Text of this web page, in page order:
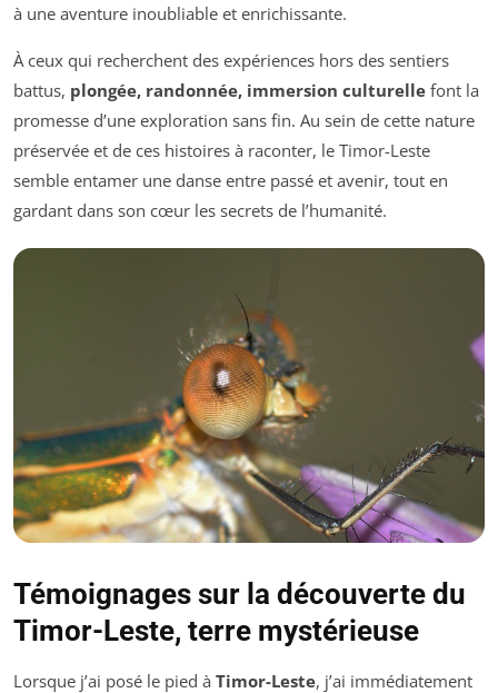
à une aventure inoubliable et enrichissante.
À ceux qui recherchent des expériences hors des sentiers
battus, plongée, randonnée, immersion culturelle font la
promesse d’une exploration sans fin. Au sein de cette nature
préservée et de ces histoires à raconter, le Timor-Leste
semble entamer une danse entre passé et avenir, tout en
gardant dans son cœur les secrets de l’humanité.
Témoignages sur la découverte du
Timor-Leste, terre mystérieuse
Lorsque j’ai posé le pied à Timor-Leste, j’ai immédiatement